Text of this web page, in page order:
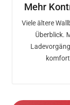
Mehr
Viele ältere
Überblick.